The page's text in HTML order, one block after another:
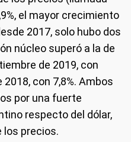
el mayor crecimiento
2017, solo hubo dos
núcleo superó a la de
de 2019, con
con 7,8%. Ambos
por una fuerte
respecto del dólar,
los precios.